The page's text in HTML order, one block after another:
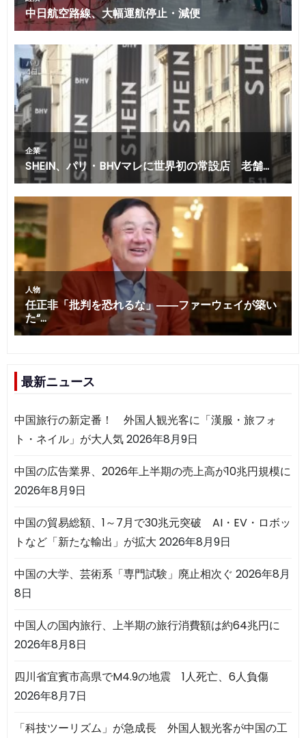
最新ニュース
中国旅行の新定番！ 外国人観光客に「漢服・旅フォ
ト・ネイル」が大人気2026年8月9日
中国の広告業界、2026年上半期の売上高が10兆円規模に
2026年8月9日
中国の貿易総額、1～7月で30兆元突破 AI・EV・ロボッ
トなど「新たな輸出」が拡大 2026年8月9日
中国の大学、芸術系「専門試験」廃止相次ぐ 2026年8月
8日
中国人の国内旅行、上半期の旅行消費額は約64兆円に
2026年8月8日
四川省宜賓市高県でM4.9の地震 1人死亡、6人負傷
2026年8月7日
「科技ツーリズム」が急成長 外国人観光客が中国の工